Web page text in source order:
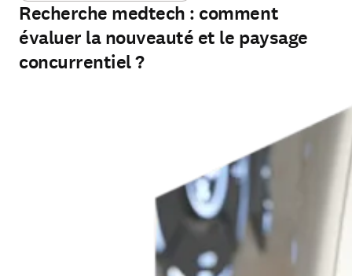
Recherche medtech : comment
évaluer la nouveauté et le paysage
concurrentiel ?